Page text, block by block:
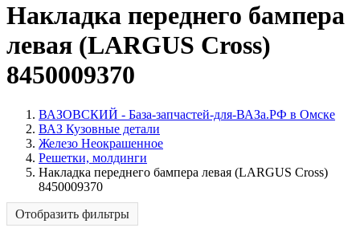
Накладка переднего бампера
левая (LARGUS Cross)
8450009370
ВАЗОВСКИЙ - База-запчастей-для-ВАЗа.РФ в Омске
ВАЗ Кузовные детали
Железо Неокрашенное
Решетки, молдинги
Накладка переднего бампера левая (LARGUS Cross)
8450009370
Отобразить фильтры